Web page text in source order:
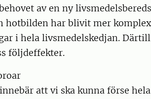
av en ny
hotbilden har blivit mer
i hela livsmedelskedjan.
följdeffekter.
att vi ska kunna förse